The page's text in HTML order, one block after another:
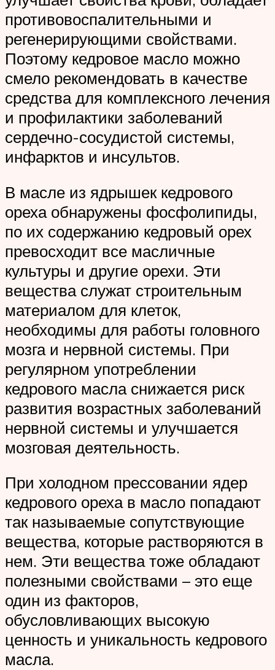
противовоспалительными и
регенерирующими свойствами.
Поэтому кедровое масло можно
смело рекомендовать в качестве
средства для комплексного лечения
и профилактики заболеваний
сердечно-сосудистой системы,
инфарктов и инсультов.
В масле из ядрышек кедрового
ореха обнаружены фосфолипиды,
по их содержанию кедровый орех
превосходит все масличные
культуры и другие орехи. Эти
вещества служат строительным
материалом для клеток,
необходимы для работы головного
мозга и нервной системы. При
регулярном употреблении
кедрового масла снижается риск
развития возрастных заболеваний
нервной системы и улучшается
мозговая деятельность.
При холодном прессовании ядер
кедрового ореха в масло попадают
так называемые сопутствующие
вещества, которые растворяются в
нем. Эти вещества тоже обладают
полезными свойствами – это еще
один из факторов,
обусловливающих высокую
ценность и уникальность кедрового
масла.